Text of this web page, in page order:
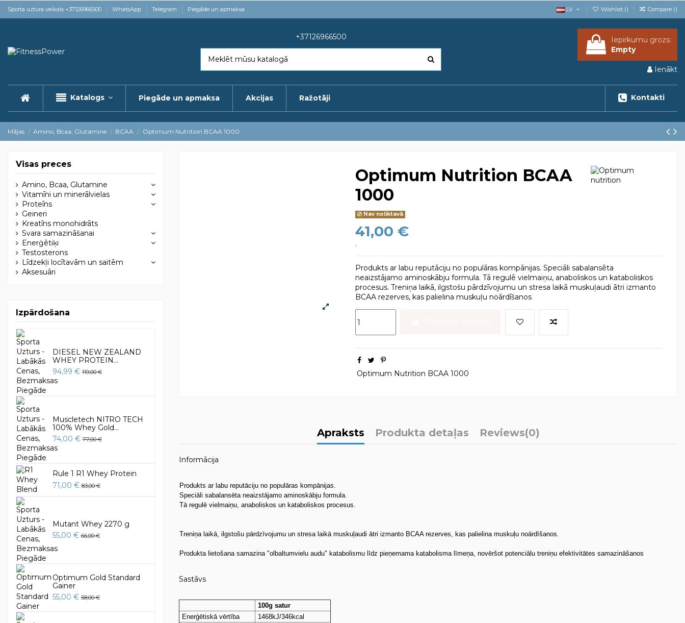
Sporta uztura veikals +37126966500 WhatsApp Telegram Piegāde un apmaksa LV Wishlist () Compare ()
+37126966500
Iepirkumu grozs:
Empty
Ienākt
Katalogs Piegāde un apmaksa Akcijas Kontakti
Ražotāji
Mājas Amino, Bcaa, Glutamine BCAA Optimum Nutrition BCAA 1000
Optimum Nutrition BCAA
1000
Nav noliktavā
41,00 €
.
Produkts ar labu reputāciju no populāras kompānijas. Speciāli sabalansēta
neaizstājamo aminoskābju formula. Tā regulē vielmaiņu, anaboliskos un kataboliskos
procesus. Treniņa laikā, ilgstošu pārdzīvojumu un stresa laikā muskuļaudi ātri izmanto
BCAA rezerves, kas palielina muskuļu noārdīšanos
Optimum Nutrition BCAA 1000
Apraksts Produkta detaļas Reviews(0)
Informācija
Produkts ar labu reputāciju no populāras kompānijas.
Speciāli sabalansēta neaizstājamo aminoskābju formula.
Tā regulē vielmaiņu, anaboliskos un kataboliskos procesus.
Treniņa laikā, ilgstošu pārdzīvojumu un stresa laikā muskuļaudi ātri izmanto BCAA rezerves, kas palielina muskuļu noārdīšanos.
Produkta lietošana samazina "olbaltumvielu audu" katabolismu līdz pieņemama katabolisma līmeņa, novēršot potenciālu treniņu efektivitātes samazināšanos
Sastāvs
100g satur
Enerģētiskā vērtība
1468kJ/346kcal
Visas preces
Amino, Bcaa, Glutamine
Vitamīni un minerālvielas
Proteīns
Geineri
Kreatīns monohidrāts
Svara samazināšanai
Enerģētiķi
Testosterons
Līdzekļi locītavām un saitēm
Aksesuāri
Izpārdošana
DIESEL NEW ZEALAND
WHEY PROTEIN...
94,99 € 119,00 €
Muscletech NITRO TECH
100% Whey Gold...
74,00 € 77,00 €
Rule 1 R1 Whey Protein
71,00 € 83,00 €
Mutant Whey 2270 g
55,00 € 66,00 €
Optimum Gold Standard
Gainer
55,00 € 58,00 €